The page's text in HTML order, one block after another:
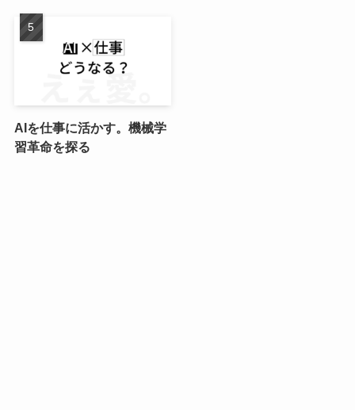
AIを仕事に活かす。機械学
習革命を探る